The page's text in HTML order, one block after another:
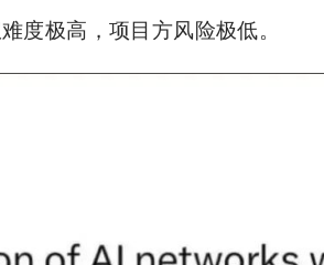
度极高，项目方风险极低。